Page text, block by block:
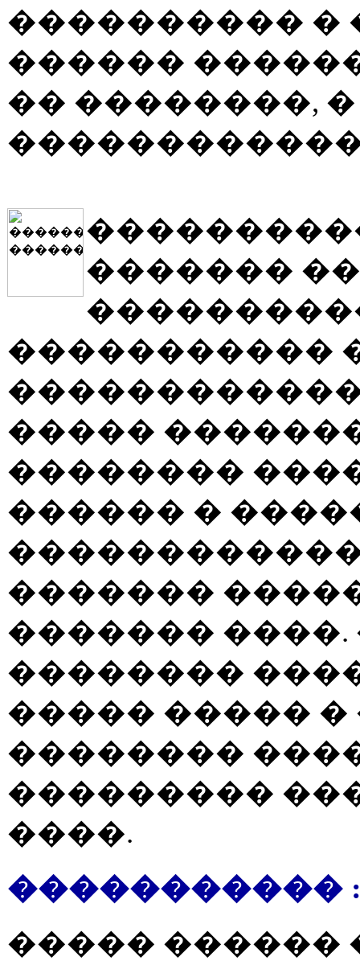
���������� �
������
�� ��������,
�������
�����������
�����
��������
������ �
�������
�������
��������
����� �����
��������
���������
����.
�����������
����� ������